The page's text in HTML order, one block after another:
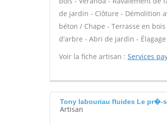
de jardin - Clôture - Démolition
béton / Chape - Terrasse en
d'arbre - Abri de jardin -
Voir la fiche artisan : Services
Tony labouriau fluides Le pr�-
Artisan